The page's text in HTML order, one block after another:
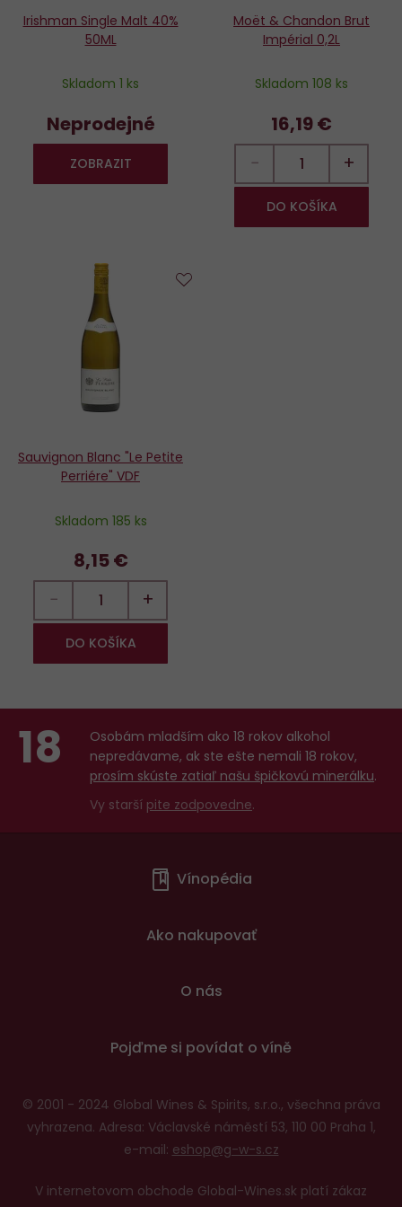
Irishman Single Malt 40%
50ML
Skladom 1 ks
Neprodejné
ZOBRAZIT
Moët & Chandon Brut
Impérial 0,2L
Skladom 108 ks
16,19 €
− +
DO KOŠÍKA
Sauvignon Blanc "Le Petite
Perriére" VDF
Skladom 185 ks
8,15 €
− +
DO KOŠÍKA
18
Osobám mladším ako 18 rokov alkohol
nepredávame, ak ste ešte nemali 18 rokov,
prosím skúste zatiaľ našu špičkovú minerálku.
Vy starší pite zodpovedne.
Vínopédia
Ako nakupovať
O nás
Pojďme si povídat o víně
© 2001 - 2024 Global Wines & Spirits, s.r.o., všechna práva
vyhrazena. Adresa: Václavské náměstí 53, 110 00 Praha 1,
e-mail: eshop@g-w-s.cz
V internetovom obchode Global-Wines.sk platí zákaz